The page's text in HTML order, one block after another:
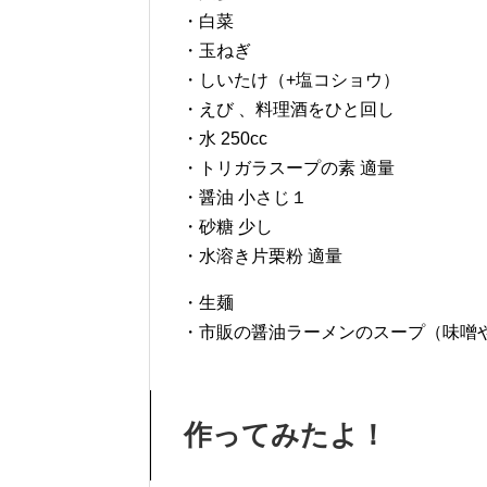
・白菜
・玉ねぎ
・しいたけ（+塩コショウ）
・えび 、料理酒をひと回し
・水 250cc
・トリガラスープの素 適量
・醤油 小さじ１
・砂糖 少し
・水溶き片栗粉 適量
・生麺
・市販の醤油ラーメンのスープ（味噌
作ってみたよ！